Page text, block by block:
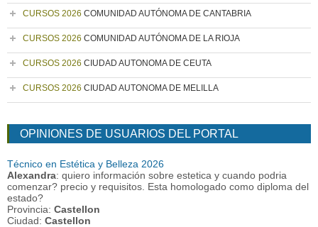
CURSOS 2026 COMUNIDAD AUTÓNOMA DE CANTABRIA
CURSOS 2026 COMUNIDAD AUTÓNOMA DE LA RIOJA
CURSOS 2026 CIUDAD AUTONOMA DE CEUTA
CURSOS 2026 CIUDAD AUTONOMA DE MELILLA
OPINIONES DE USUARIOS DEL PORTAL
Técnico en Estética y Belleza 2026
Alexandra: quiero información sobre estetica y cuando podria
comenzar? precio y requisitos. Esta homologado como diploma del
estado?
Provincia: Castellon
Ciudad: Castellon